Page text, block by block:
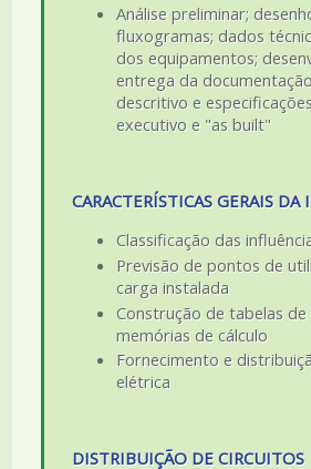
Análise preliminar;
fluxogramas; dados
dos equipamentos;
entrega da
descritivo e
executivo e "as built"
CARACTERÍSTICAS GERAIS DA
Classificação das
Previsão de pontos de
carga instalada
Construção de tabelas
memórias de cálculo
Fornecimento e
elétrica
DISTRIBUIÇÃO DE CIRCUITOS